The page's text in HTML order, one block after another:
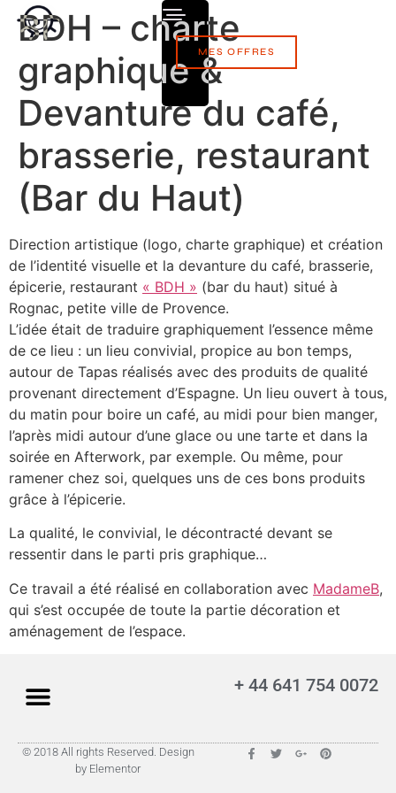
MES OFFRES
BDH – charte
graphique &
Devanture du café,
brasserie, restaurant
(Bar du Haut)
Direction artistique (logo, charte graphique) et création
de l’identité visuelle et la devanture du café, brasserie,
épicerie, restaurant « BDH » (bar du haut) situé à
Rognac, petite ville de Provence.
L’idée était de traduire graphiquement l’essence même
de ce lieu : un lieu convivial, propice au bon temps,
autour de Tapas réalisés avec des produits de qualité
provenant directement d’Espagne. Un lieu ouvert à tous,
du matin pour boire un café, au midi pour bien manger,
l’après midi autour d’une glace ou une tarte et dans la
soirée en Afterwork, par exemple. Ou même, pour
ramener chez soi, quelques uns de ces bons produits
grâce à l’épicerie.
La qualité, le convivial, le décontracté devant se
ressentir dans le parti pris graphique…
Ce travail a été réalisé en collaboration avec MadameB,
qui s’est occupée de toute la partie décoration et
aménagement de l’espace.
+ 44 641 754 0072
© 2018 All rights Reserved. Design
by Elementor